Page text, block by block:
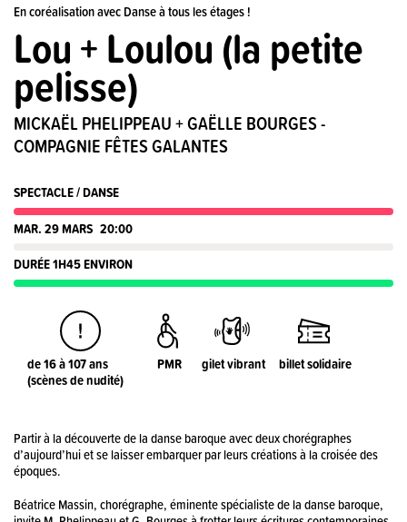
En coréalisation avec Danse à tous les étages !
Lou + Loulou (la petite
pelisse)
MICKAËL PHELIPPEAU + GAËLLE BOURGES -
COMPAGNIE FÊTES GALANTES
SPECTACLE / DANSE
MAR. 29 MARS 20:00
DURÉE 1H45 ENVIRON
de 16 à 107 ans
(scènes de nudité)
PMR gilet vibrant billet solidaire
Partir à la découverte de la danse baroque avec deux chorégraphes
d’aujourd’hui et se laisser embarquer par leurs créations à la croisée des
époques.
Béatrice Massin, chorégraphe, éminente spécialiste de la danse baroque,